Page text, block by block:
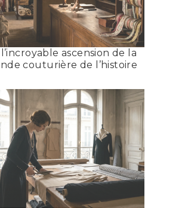
ascension de la
couturière de l’histoire